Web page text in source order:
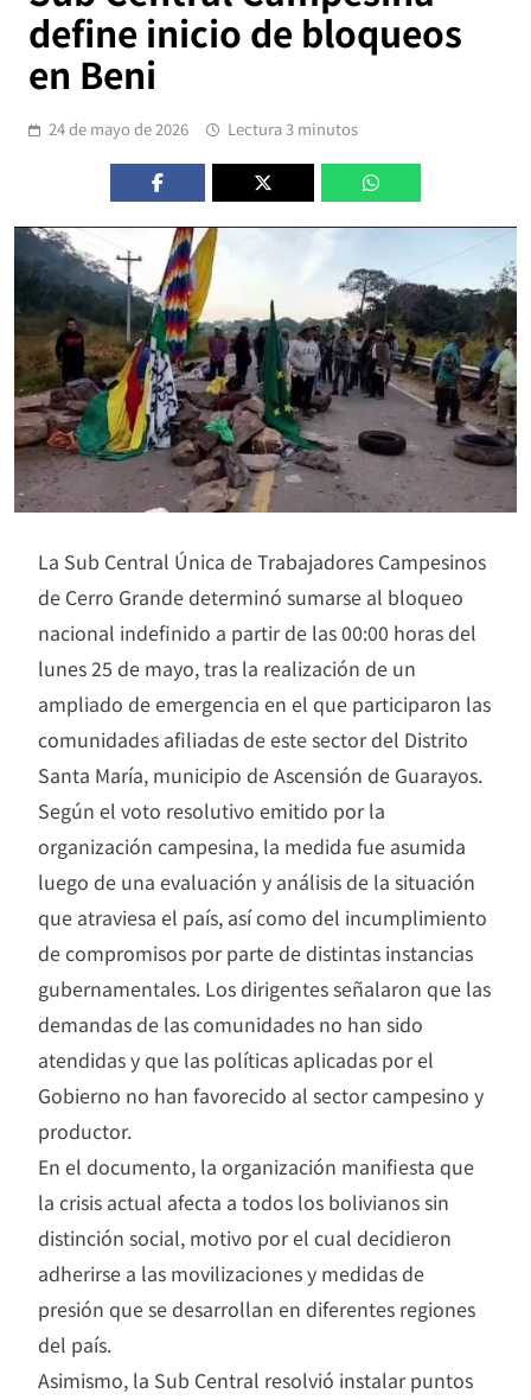
define inicio de bloqueos
en Beni
24 de mayo de 2026 Lectura 3 minutos
La Sub Central Única de Trabajadores Campesinos
de Cerro Grande determinó sumarse al bloqueo
nacional indefinido a partir de las 00:00 horas del
lunes 25 de mayo, tras la realización de un
ampliado de emergencia en el que participaron las
comunidades afiliadas de este sector del Distrito
Santa María, municipio de Ascensión de Guarayos.
Según el voto resolutivo emitido por la
organización campesina, la medida fue asumida
luego de una evaluación y análisis de la situación
que atraviesa el país, así como del incumplimiento
de compromisos por parte de distintas instancias
gubernamentales. Los dirigentes señalaron que las
demandas de las comunidades no han sido
atendidas y que las políticas aplicadas por el
Gobierno no han favorecido al sector campesino y
productor.
En el documento, la organización manifiesta que
la crisis actual afecta a todos los bolivianos sin
distinción social, motivo por el cual decidieron
adherirse a las movilizaciones y medidas de
presión que se desarrollan en diferentes regiones
del país.
Asimismo, la Sub Central resolvió instalar puntos